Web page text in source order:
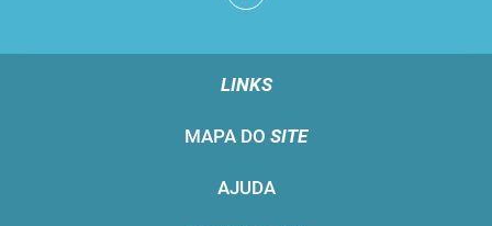
LINKS
MAPA DO SITE
AJUDA